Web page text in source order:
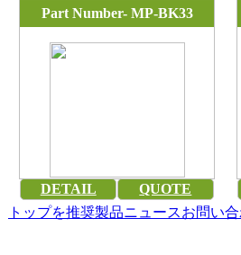
Part Number- MP-BK33
DETAIL QUOTE
トップを推奨製品ニュースお問い